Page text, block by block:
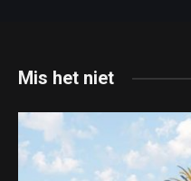
Mis het niet